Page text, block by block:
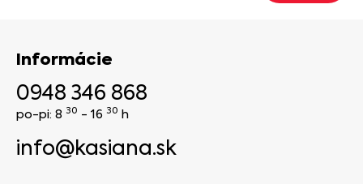
Informácie
0948 346 868
po-pi: 8 30 - 16 30 h
info@kasiana.sk